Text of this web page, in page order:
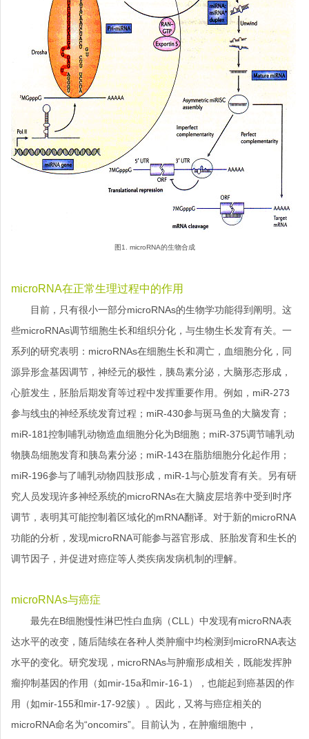
图1. microRNA的生物合成
microRNA在正常生理过程中的作用
目前，只有很小一部分microRNAs的生物学功能得到阐明。这
些microRNAs调节细胞生长和组织分化，与生物生长发育有关。一
系列的研究表明：microRNAs在细胞生长和凋亡，血细胞分化，同
源异形盒基因调节，神经元的极性，胰岛素分泌，大脑形态形成，
心脏发生，胚胎后期发育等过程中发挥重要作用。例如，miR-273
参与线虫的神经系统发育过程；miR-430参与斑马鱼的大脑发育；
miR-181控制哺乳动物造血细胞分化为B细胞；miR-375调节哺乳动
物胰岛细胞发育和胰岛素分泌；miR-143在脂肪细胞分化起作用；
miR-196参与了哺乳动物四肢形成，miR-1与心脏发育有关。另有研
究人员发现许多神经系统的microRNAs在大脑皮层培养中受到时序
调节，表明其可能控制着区域化的mRNA翻译。对于新的microRNA
功能的分析，发现microRNA可能参与器官形成、胚胎发育和生长的
调节因子，并促进对癌症等人类疾病发病机制的理解。
microRNAs与癌症
最先在B细胞慢性淋巴性白血病（CLL）中发现有microRNA表
达水平的改变，随后陆续在各种人类肿瘤中均检测到microRNA表达
水平的变化。研究发现，microRNAs与肿瘤形成相关，既能发挥肿
瘤抑制基因的作用（如mir-15a和mir-16-1），也能起到癌基因的作
用（如mir-155和mir-17-92簇）。因此，又将与癌症相关的
microRNA命名为“oncomirs”。目前认为，在肿瘤细胞中，